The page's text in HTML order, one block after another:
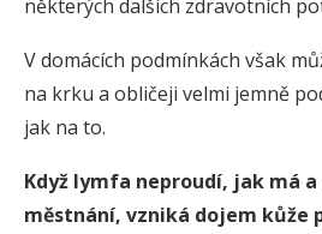
některých dalších zdravotních
V domácích podmínkách však
na krku a obličeji velmi jemně
jak na to.
Když lymfa neproudí, jak má
městnání, vzniká dojem kůže